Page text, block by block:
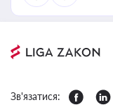
Зв'язатися: